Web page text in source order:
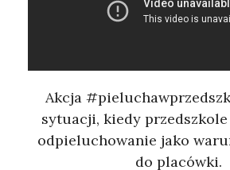
Akcja
sytuacji, kiedy
odpieluchowanie jako
do placówki.